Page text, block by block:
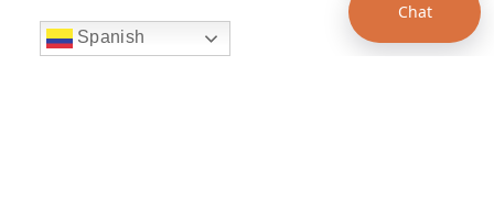
Spanish
Chat